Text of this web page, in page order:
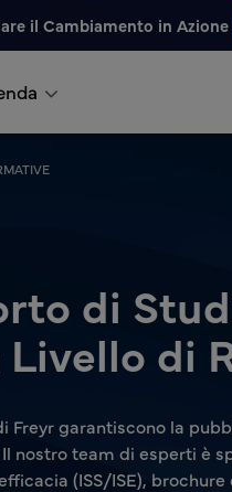
il Cambiamento in Azione
di
Livello di
Freyr garantiscono la
team di esperti è
(ISS/ISE),